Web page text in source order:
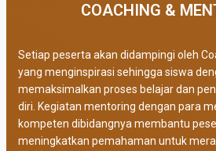
COACHING &
Setiap peserta akan didampingi oleh
yang menginspirasi sehingga siswa
memaksimalkan proses belajar dan
diri. Kegiatan mentoring dengan para
kompeten dibidangnya membantu
meningkatkan pemahaman untuk